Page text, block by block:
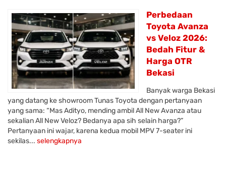
Perbedaan
Toyota Avanza
vs Veloz 2026:
Bedah Fitur &
Harga OTR
Bekasi
Banyak warga Bekasi
yang datang ke showroom Tunas Toyota dengan pertanyaan
yang sama: “Mas Adityo, mending ambil All New Avanza atau
sekalian All New Veloz? Bedanya apa sih selain harga?”
Pertanyaan ini wajar, karena kedua mobil MPV 7-seater ini
sekilas... selengkapnya